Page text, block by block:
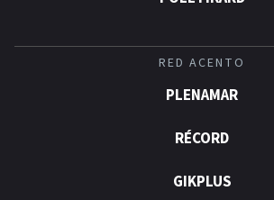
RED ACENTO
PLENAMAR
RÉCORD
GIKPLUS